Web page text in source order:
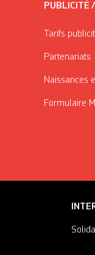
PUBLICITÉ
Tarifs
Partenariats
Naissances
Formulaire